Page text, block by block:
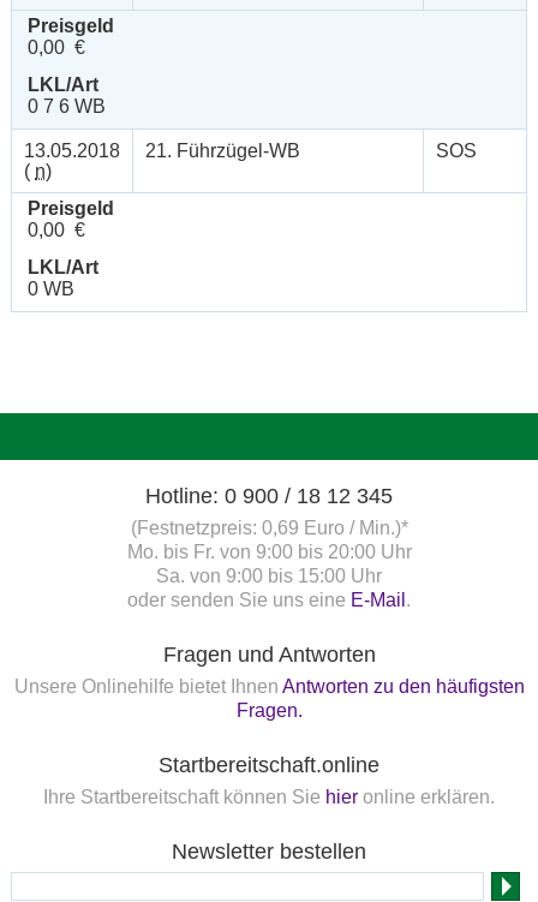
Preisgeld
0,00 €
LKL/Art
0 7 6 WB
13.05.2018
( n)
21. Führzügel-WB SOS
Preisgeld
0,00 €
LKL/Art
0 WB
Hotline: 0 900 / 18 12 345
(Festnetzpreis: 0,69 Euro / Min.)*
Mo. bis Fr. von 9:00 bis 20:00 Uhr
Sa. von 9:00 bis 15:00 Uhr
oder senden Sie uns eine E-Mail .
Fragen und Antworten
Unsere Onlinehilfe bietet Ihnen Antworten zu den häufigsten
Fragen.
Startbereitschaft.online
Ihre Startbereitschaft können Sie hier online erklären.
Newsletter bestellen